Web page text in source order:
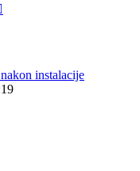
instalacije